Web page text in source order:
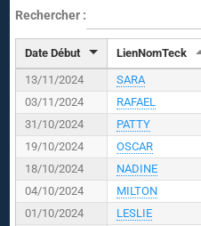
Rechercher :
Date Début LienNomTeck
13/11/2024
SARA
03/11/2024
RAFAEL
31/10/2024
PATTY
19/10/2024
OSCAR
18/10/2024
NADINE
04/10/2024
MILTON
01/10/2024
LESLIE